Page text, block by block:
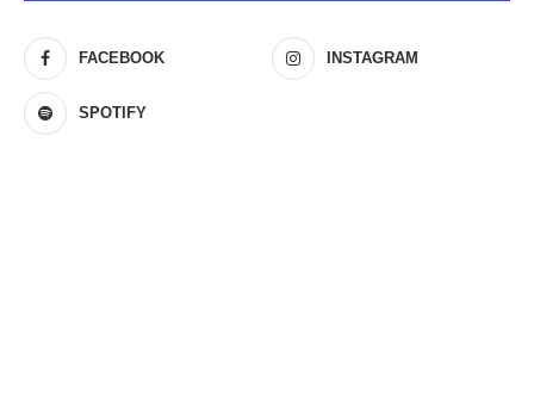
FACEBOOK INSTAGRAM
SPOTIFY